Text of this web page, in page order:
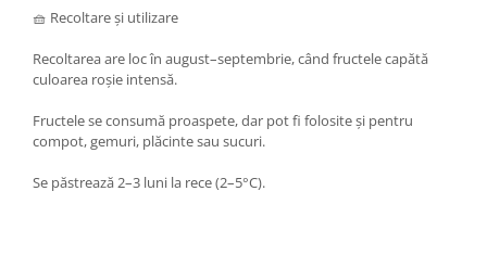
🧺 Recoltare și utilizare
Recoltarea are loc în august–septembrie, când fructele capătă
culoarea roșie intensă.
Fructele se consumă proaspete, dar pot fi folosite și pentru
compot, gemuri, plăcinte sau sucuri.
Se păstrează 2–3 luni la rece (2–5°C).